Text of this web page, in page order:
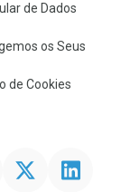
de Dados
os Seus
de Cookies
Twitter Linkedin